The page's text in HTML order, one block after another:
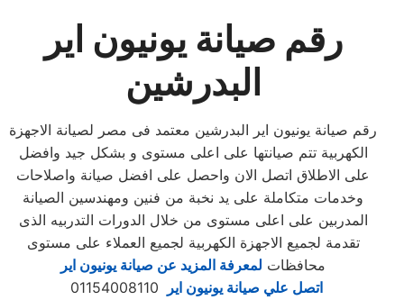
رقم صيانة يونيون اير
البدرشين
رقم صيانة يونيون اير البدرشين معتمد فى مصر لصيانة الاجهزة
الكهربية تتم صيانتها على اعلى مستوى و بشكل جيد وافضل
على الاطلاق اتصل الان واحصل على افضل صيانة واصلاحات
وخدمات متكاملة على يد نخبة من فنين ومهندسين الصيانة
المدربين على اعلى مستوى من خلال الدورات التدربيه الذى
تقدمة لجميع الاجهزة الكهربية لجميع العملاء على مستوى
محافظات لمعرفة المزيد عن صيانة يونيون اير
اتصل علي صيانة يونيون اير